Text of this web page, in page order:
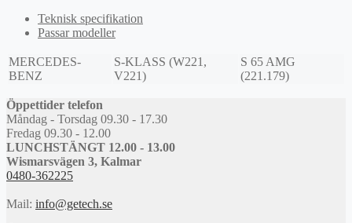
Teknisk specifikation
Passar modeller
MERCEDES-
BENZ
S-KLASS (W221,
V221)
S 65 AMG
(221.179)
Öppettider telefon
Måndag - Torsdag 09.30 - 17.30
Fredag 09.30 - 12.00
LUNCHSTÄNGT 12.00 - 13.00
Wismarsvägen 3, Kalmar
0480-362225
Mail: info@getech.se